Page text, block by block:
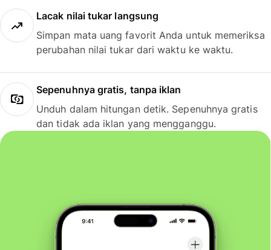
Lacak nilai tukar langsung
Simpan mata uang favorit Anda untuk memeriksa
perubahan nilai tukar dari waktu ke waktu.
Sepenuhnya gratis, tanpa iklan
Unduh dalam hitungan detik. Sepenuhnya gratis
dan tidak ada iklan yang mengganggu.